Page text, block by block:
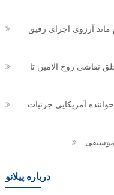
آرزوی اجرای رفیق
نقاشی روح الامین تا
آمریکایی جزئیات
موسیقی
درباره پیلانو